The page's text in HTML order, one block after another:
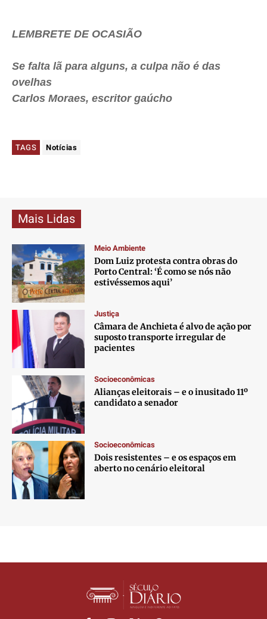
LEMBRETE DE OCASIÃO
Se falta lã para alguns, a culpa não é das
ovelhas
Carlos Moraes, escritor gaúcho
TAGS Notícias
Mais Lidas
Meio Ambiente
Dom Luiz protesta contra obras do
Porto Central: ‘É como se nós não
estivéssemos aqui’
Justiça
Câmara de Anchieta é alvo de ação por
suposto transporte irregular de
pacientes
Socioeconômicas
Alianças eleitorais – e o inusitado 11º
candidato a senador
Socioeconômicas
Dois resistentes – e os espaços em
aberto no cenário eleitoral